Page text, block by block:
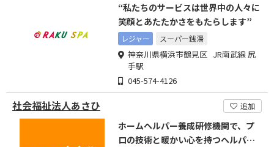
“私たちのサービスは世界中の人々に
笑顔とあたたかさをもたらします”
レジャー スーパー銭湯
神奈川県横浜市鶴見区 JR南武線 尻
手駅
045-574-4126
社会福祉法人あさひ 追加
ホームヘルパー養成研修機関で、プ
ロの技術と暖かい心を持つヘルパー